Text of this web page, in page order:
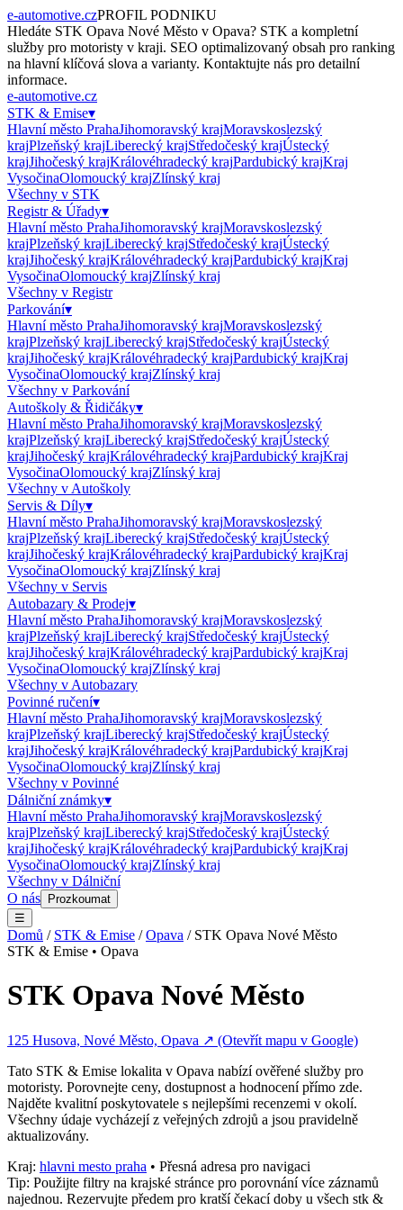
e-automotive.czPROFIL PODNIKU
Hledáte STK Opava Nové Město v Opava? STK a kompletní
služby pro motoristy v kraji. SEO optimalizovaný obsah pro ranking
na hlavní klíčová slova a varianty. Kontaktujte nás pro detailní
informace.
e-automotive.cz
STK & Emise▾
Hlavní město PrahaJihomoravský krajMoravskoslezský
krajPlzeňský krajLiberecký krajStředočeský krajÚstecký
krajJihočeský krajKrálovéhradecký krajPardubický krajKraj
VysočinaOlomoucký krajZlínský kraj
Všechny v STK
Registr & Úřady▾
Hlavní město PrahaJihomoravský krajMoravskoslezský
krajPlzeňský krajLiberecký krajStředočeský krajÚstecký
krajJihočeský krajKrálovéhradecký krajPardubický krajKraj
VysočinaOlomoucký krajZlínský kraj
Všechny v Registr
Parkování▾
Hlavní město PrahaJihomoravský krajMoravskoslezský
krajPlzeňský krajLiberecký krajStředočeský krajÚstecký
krajJihočeský krajKrálovéhradecký krajPardubický krajKraj
VysočinaOlomoucký krajZlínský kraj
Všechny v Parkování
Autoškoly & Řidičáky▾
Hlavní město PrahaJihomoravský krajMoravskoslezský
krajPlzeňský krajLiberecký krajStředočeský krajÚstecký
krajJihočeský krajKrálovéhradecký krajPardubický krajKraj
VysočinaOlomoucký krajZlínský kraj
Všechny v Autoškoly
Servis & Díly▾
Hlavní město PrahaJihomoravský krajMoravskoslezský
krajPlzeňský krajLiberecký krajStředočeský krajÚstecký
krajJihočeský krajKrálovéhradecký krajPardubický krajKraj
VysočinaOlomoucký krajZlínský kraj
Všechny v Servis
Autobazary & Prodej▾
Hlavní město PrahaJihomoravský krajMoravskoslezský
krajPlzeňský krajLiberecký krajStředočeský krajÚstecký
krajJihočeský krajKrálovéhradecký krajPardubický krajKraj
VysočinaOlomoucký krajZlínský kraj
Všechny v Autobazary
Povinné ručení▾
Hlavní město PrahaJihomoravský krajMoravskoslezský
krajPlzeňský krajLiberecký krajStředočeský krajÚstecký
krajJihočeský krajKrálovéhradecký krajPardubický krajKraj
VysočinaOlomoucký krajZlínský kraj
Všechny v Povinné
Dálniční známky▾
Hlavní město PrahaJihomoravský krajMoravskoslezský
krajPlzeňský krajLiberecký krajStředočeský krajÚstecký
krajJihočeský krajKrálovéhradecký krajPardubický krajKraj
VysočinaOlomoucký krajZlínský kraj
Všechny v Dálniční
O nás
Prozkoumat
☰
Domů / STK & Emise /Opava / STK Opava Nové Město
STK & Emise • Opava
STK Opava Nové Město
125 Husova, Nové Město, Opava ↗ (Otevřít mapu v Google)
Tato STK & Emise lokalita v Opava nabízí ověřené služby pro
motoristy. Porovnejte ceny, dostupnost a hodnocení přímo zde.
Najděte kvalitní poskytovatele s nejlepšími recenzemi v okolí.
Všechny údaje vycházejí z veřejných zdrojů a jsou pravidelně
aktualizovány.
Kraj: hlavni mesto praha • Přesná adresa pro navigaci
Tip: Použijte filtry na krajské stránce pro porovnání více záznamů
najednou. Rezervujte předem pro kratší čekací doby u všech stk &